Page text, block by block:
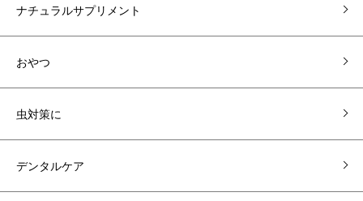
ナチュラルサプリメント
おやつ
虫対策に
デンタルケア